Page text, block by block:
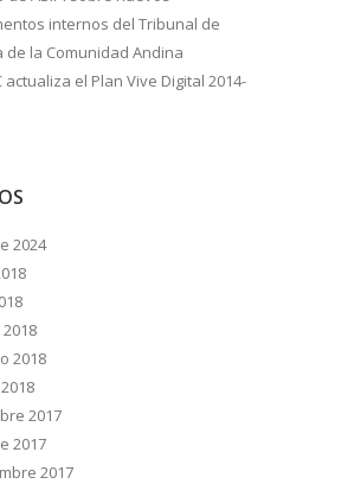
internos del Tribunal de
de la Comunidad Andina
actualiza el Plan Vive Digital 2014-
2024
2018
2017
2017
2017